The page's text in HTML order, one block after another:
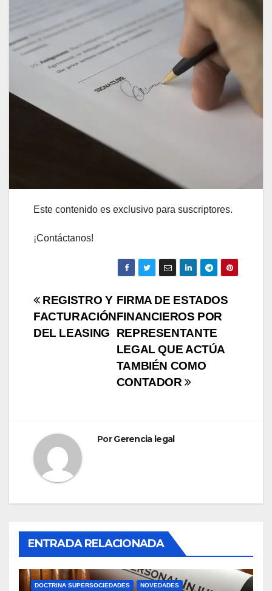
Este contenido es exclusivo para suscriptores.
¡Contáctanos!
Navegación
de
FIRMA DE ESTADOS
FINANCIEROS POR
REPRESENTANTE
LEGAL QUE ACTÚA
TAMBIÉN COMO
CONTADOR
REGISTRO Y
FACTURACIÓN
DEL LEASING
PorGerencia legal
ENTRADA RELACIONADA
DOCTRINA SUPERSOCIEDADES NOVEDADES